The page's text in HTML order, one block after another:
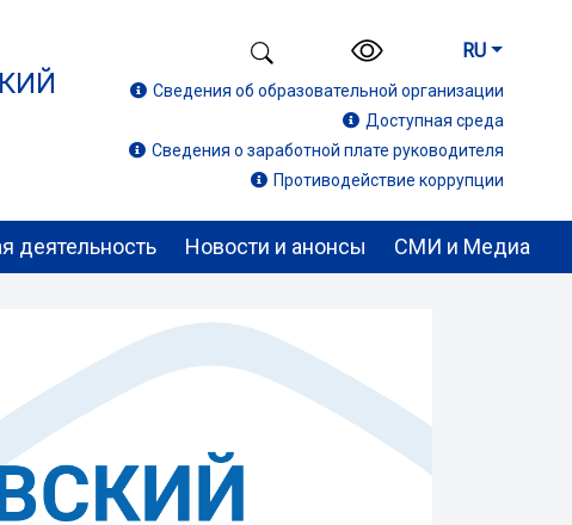
RU
Сведения об образовательной организации
Доступная среда
Сведения о заработной плате руководителя
Противодействие коррупции
деятельность Новости и анонсы СМИ и Медиа